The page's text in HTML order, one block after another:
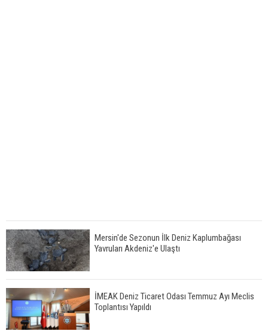
Mersin'de Sezonun İlk Deniz Kaplumbağası
Yavruları Akdeniz'e Ulaştı
İMEAK Deniz Ticaret Odası Temmuz Ayı Meclis
Toplantısı Yapıldı